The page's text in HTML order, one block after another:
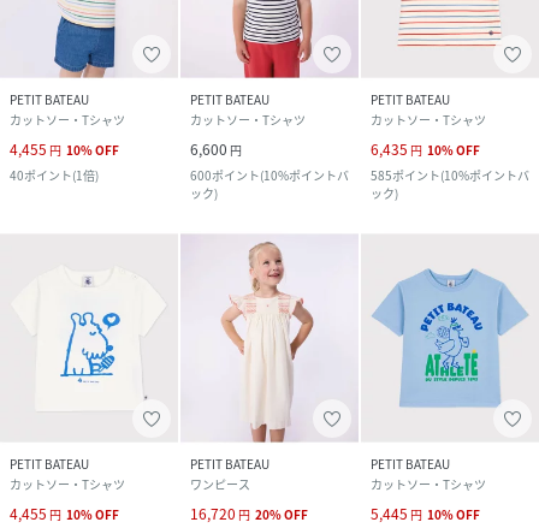
PETIT BATEAU
カットソー・Tシャツ
4,455 円 10%OFF
40ポイント(1倍)
PETIT BATEAU
カットソー・Tシャツ
6,600 円
600ポイント(10%ポイントバ
ック)
PETIT BATEAU
カットソー・Tシャツ
6,435 円 10%OFF
585ポイント(10%ポイントバ
ック)
PETIT BATEAU
カットソー・Tシャツ
4,455 円 10%OFF
PETIT BATEAU
ワンピース
16,720 円 20%OFF
PETIT BATEAU
カットソー・Tシャツ
5,445 円 10%OFF